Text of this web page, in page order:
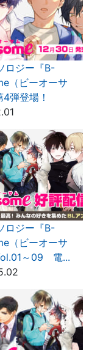
ロジー『B-
（ビーオーサ
4弾登場！
ロジー『B-
（ビーオーサ
～09 電...